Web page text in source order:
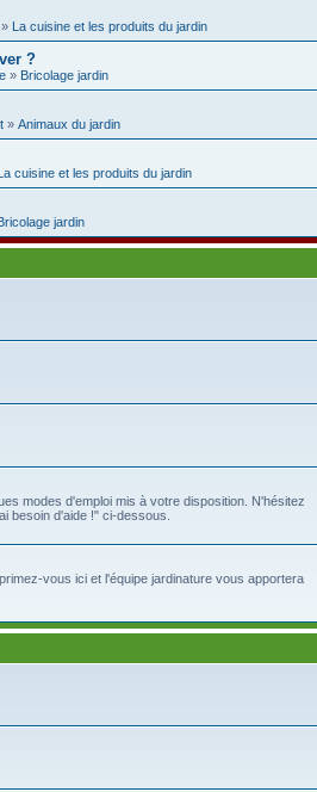
» La cuisine et les produits du jardin
?
» Bricolage jardin
» Animaux du jardin
cuisine et les produits du jardin
jardin
modes d'emploi mis à votre disposition. N'hésitez
besoin d'aide !" ci-dessous.
vous ici et l'équipe jardinature vous apportera